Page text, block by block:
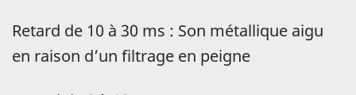
Retard de 10 à 30 ms : Son métallique aigu
en raison d’un filtrage en peigne